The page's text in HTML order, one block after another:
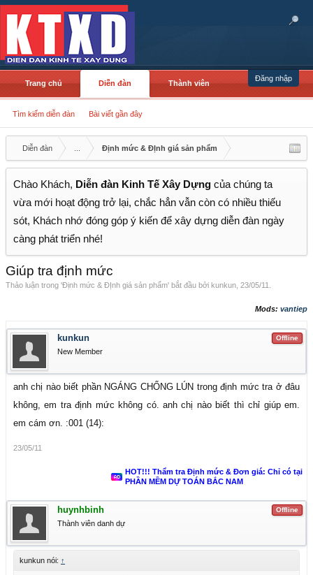
Đăng nhập
Trang chủ Diễn đàn
Tìm kiếm diễn đàn Bài viết gần đây
Thành viên
Diễn đàn Định mức & ĐỊnh giá sản phẩm
Chào Khách, Diễn đàn Kinh Tế Xây Dựng của chúng ta
vừa mới hoạt động trở lại, chắc hẳn vẫn còn có nhiều thiếu
sót, Khách nhớ đóng góp ý kiến để xây dựng diễn đàn ngày
càng phát triển nhé!
Giúp tra định mức
Thảo luận trong 'Định mức & ĐỊnh giá sản phẩm' bắt đầu bởi kunkun 23/05/11
Mods: vantiep
Offline
kunkun
New Member
anh chị nào biết phần NGÁNG CHỐNG LÚN trong định mức tra ở đâu
không, em tra định mức không có. anh chị nào biết thì chỉ giúp em.
em cám ơn. :001 (14):
23/05/11
HOT!!! Thẩm tra Định mức & Đơn giá: Chỉ có tại
PHẦN MỀM DỰ TOÁN BẮC NAM
Offline
huynhbinh
Thành viên danh dự
kunkun nói: ↑